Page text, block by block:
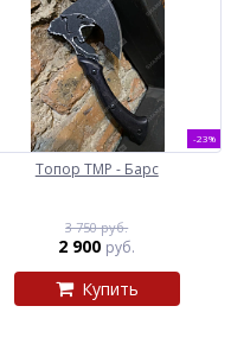
-23%
Топор ТМР - Барс
3 750 руб.
2 900 руб.
Купить